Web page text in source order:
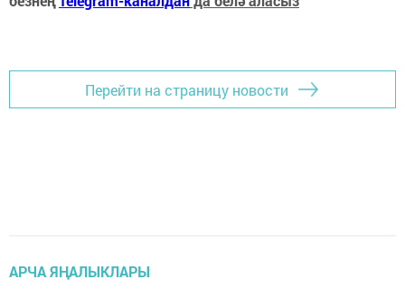
Перейти на страницу новости
АРЧА ЯҢАЛЫКЛАРЫ